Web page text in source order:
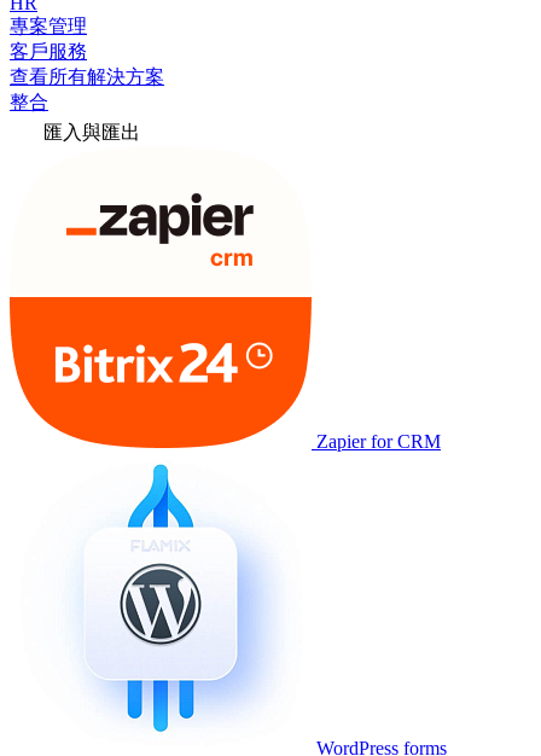
專案管理
客戶服務
查看所有解決方案
整合
匯入與匯出
Zapier for CRM
WordPress forms